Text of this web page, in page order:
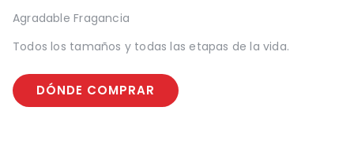
PIEL Y PELAJE
Agradable Fragancia
Todos los tamaños y todas las etapas de la vida.
DÓNDE COMPRAR